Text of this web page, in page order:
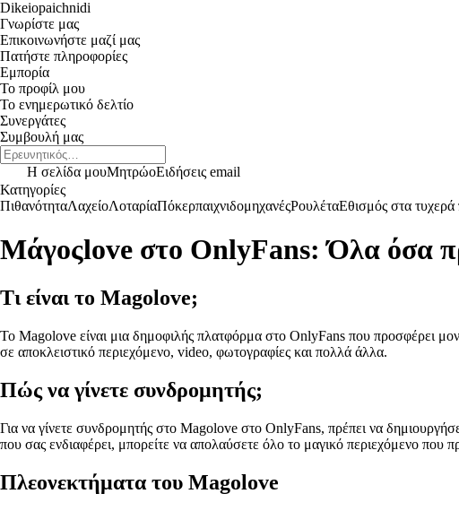
Dikeiopaichnidi
Γνωρίστε μας
Επικοινωνήστε μαζί μας
Πατήστε πληροφορίες
Εμπορία
Το προφίλ μου
Το ενημερωτικό δελτίο
Συνεργάτες
Συμβουλή μας
Η σελίδα μουΜητρώοΕιδήσεις email
Κατηγορίες
ΠιθανότηταΛαχείοΛοταρίαΠόκερπαιχνιδομηχανέςΡουλέταΕθισμός στα τυχερά
Μάγοςlove στο OnlyFans: Όλα όσα
Τι είναι το Magolove;
Το Magolove είναι μια δημοφιλής πλατφόρμα στο OnlyFans που προσφέρει
σε αποκλειστικό περιεχόμενο, video, φωτογραφίες και πολλά άλλα.
Πώς να γίνετε συνδρομητής;
Για να γίνετε συνδρομητής στο Magolove στο OnlyFans, πρέπει να
που σας ενδιαφέρει, μπορείτε να απολαύσετε όλο το μαγικό περιεχόμενο που
Πλεονεκτήματα του Magolove